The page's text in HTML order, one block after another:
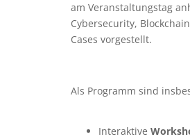
am Veranstaltungstag
Cybersecurity,
Cases vorgestellt.
Als Programm sind
Interaktive